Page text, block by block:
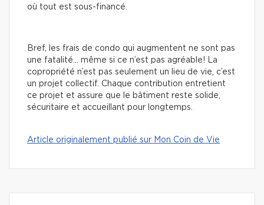
où tout est sous-financé.
Bref, les frais de condo qui augmentent ne sont pas
une fatalité… même si ce n’est pas agréable! La
copropriété n’est pas seulement un lieu de vie, c’est
un projet collectif. Chaque contribution entretient
ce projet et assure que le bâtiment reste solide,
sécuritaire et accueillant pour longtemps.
Article originalement publié sur Mon Coin de Vie